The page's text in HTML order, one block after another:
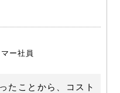
ー社員
たことから、コスト